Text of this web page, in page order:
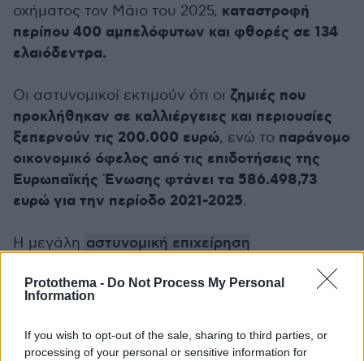
Protothema - Do Not Process My Personal
Information
If you wish to opt-out of the sale, sharing to third parties, or
processing of your personal or sensitive information for
οχήματος τον Μάιο του 2025, καταστροφή
περίπου 400 αμπελόφυτων και φθορές σε 134
ελαιόδεντρα.
Οι αστυνομικοί εκτιμούν ότι οι ζημιές που
προκλήθηκαν σε καλλιέργειες και περιουσίες
ξεπερνούν τις 200.000 ευρώ, ενώ το παράνομο
οικονομικό όφελος από τις επιδοτήσεις της
Ευρωπαϊκής Ένωσης φτάνει τα 586.498,73
ευρώ για την περίοδο 2021-2025.
Η μεγάλη αστυνομική επιχείρηση
Μαΐου από το Τμήμα Αντιμετώπισης
Οργανωμένου Εγκλήματος Κρήτης, με τη
συνδρομή ειδικών δυνάμεων της ΕΛ.ΑΣ., σε
περιοχές του Ρεθύμνου και των Βοριζίων.